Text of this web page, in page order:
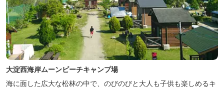
大淀西海岸ムーンビーチキャンプ場
海に面した広大な松林の中で、のびのびと大人も子供も楽しめるキ